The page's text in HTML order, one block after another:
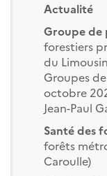
Actualité
Groupe de
forestiers
du
Groupes
octobre
Jean-Paul
Santé des
forêts
Caroulle)